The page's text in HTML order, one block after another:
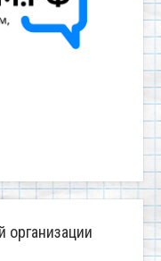
организации